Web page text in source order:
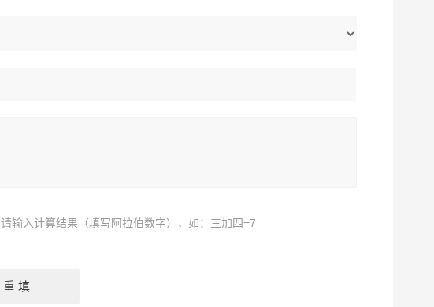
请输入计算结果（填写阿拉伯数字），如：三加四=7